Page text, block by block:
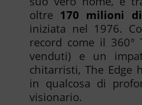
oltre 170 milioni
iniziata nel 1976.
record come il
venduti) e un
chitarristi, The Edge
in qualcosa di
visionario.